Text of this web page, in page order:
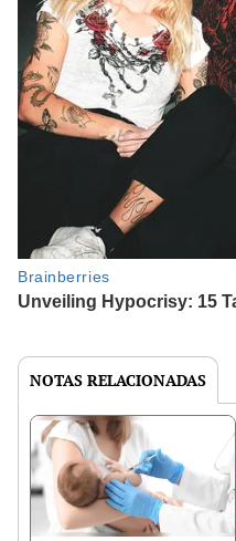
NOTAS RELACIONADAS